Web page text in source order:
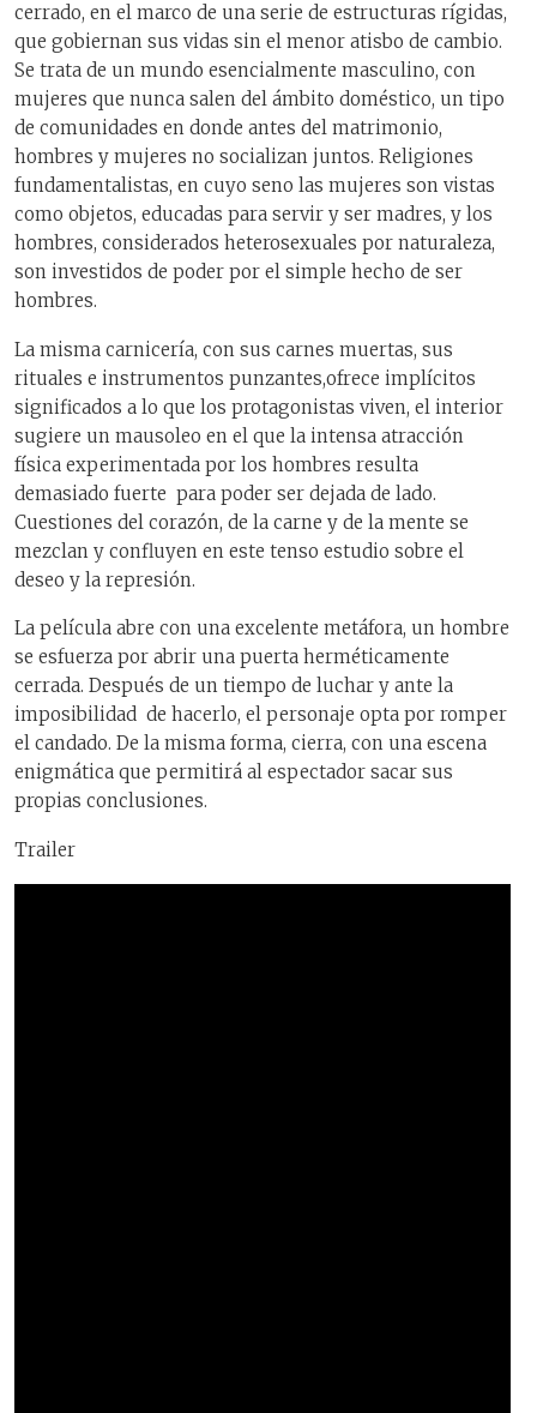
cerrado, en el marco de una serie de estructuras rígidas,
que gobiernan sus vidas sin el menor atisbo de cambio.
Se trata de un mundo esencialmente masculino, con
mujeres que nunca salen del ámbito doméstico, un tipo
de comunidades en donde antes del matrimonio,
hombres y mujeres no socializan juntos. Religiones
fundamentalistas, en cuyo seno las mujeres son vistas
como objetos, educadas para servir y ser madres, y los
hombres, considerados heterosexuales por naturaleza,
son investidos de poder por el simple hecho de ser
hombres.
La misma carnicería, con sus carnes muertas, sus
rituales e instrumentos punzantes,ofrece implícitos
significados a lo que los protagonistas viven, el interior
sugiere un mausoleo en el que la intensa atracción
física experimentada por los hombres resulta
demasiado fuerte para poder ser dejada de lado.
Cuestiones del corazón, de la carne y de la mente se
mezclan y confluyen en este tenso estudio sobre el
deseo y la represión.
La película abre con una excelente metáfora, un hombre
se esfuerza por abrir una puerta herméticamente
cerrada. Después de un tiempo de luchar y ante la
imposibilidad de hacerlo, el personaje opta por romper
el candado. De la misma forma, cierra, con una escena
enigmática que permitirá al espectador sacar sus
propias conclusiones.
Trailer